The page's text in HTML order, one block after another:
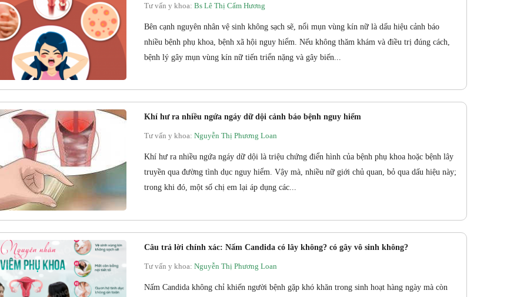
Tư vấn y khoa: Bs Lê Thị Cẩm Hương
Bên cạnh nguyên nhân vệ sinh không sạch sẽ, nổi mụn vùng kín nữ là dấu hiệu cảnh báo
nhiều bệnh phụ khoa, bệnh xã hội nguy hiểm. Nếu không thăm khám và điều trị đúng cách,
bệnh lý gây mụn vùng kín nữ tiến triển nặng và gây biến...
Khí hư ra nhiều ngứa ngáy dữ dội cảnh báo bệnh nguy hiểm
Tư vấn y khoa: Nguyễn Thị Phương Loan
Khí hư ra nhiều ngứa ngáy dữ dội là triệu chứng điển hình của bệnh phụ khoa hoặc bệnh lây
truyền qua đường tình dục nguy hiểm. Vậy mà, nhiều nữ giới chủ quan, bỏ qua dấu hiệu này;
trong khi đó, một số chị em lại áp dụng các...
Câu trả lời chính xác: Nấm Candida có lây không? có gây vô sinh không?
Tư vấn y khoa: Nguyễn Thị Phương Loan
Nấm Candida không chỉ khiến người bệnh gặp khó khăn trong sinh hoạt hàng ngày mà còn